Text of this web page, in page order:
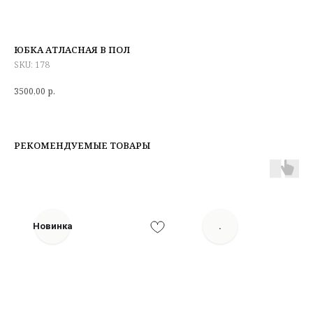
ЮБКА АТЛАСНАЯ В ПОЛ
SKU: 178
3500,00 р.
РЕКОМЕНДУЕМЫЕ ТОВАРЫ
.
Новинка